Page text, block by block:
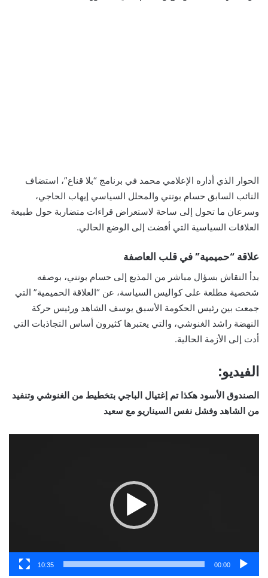
الحوار الذي أداره الإعلامي محمد في برنامج “بلا قناع”، استضاف
النائب السابق حسام بونني والمحلل السياسي إيهاب الحاجي،
وسرعان ما تحول إلى ساحة لاستعراض قراءات متضاربة حول طبيعة
العلاقات السياسية التي أفضت إلى الوضع الحالي.
علاقة “حميمية” في قلب العاصفة
بدأ النقاش بسؤال مباشر من المذيع إلى حسام بونني، بوصفه
شخصية مطلعة على كواليس السياسة، عن “العلاقة الحميمية” التي
جمعت بين رئيس الحكومة الأسبق يوسف الشاهد ورئيس حركة
النهضة راشد الغنوشي، والتي يعتبرها كثيرون أساس التجاذبات التي
أدت إلى الأزمة الحالية.
الفيديو:
الصندوق الأسود هكذا تم إغتيال الباجي بتخطيط من الغنوشي وتنفيد
من الشاهد وفشل نفس السيناريو مع سعيد
00:00
10:35